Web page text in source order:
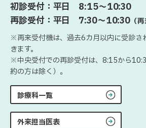
初診受付：平日 8:15〜10:30
再診受付：平日 7:30〜10:30 （
※再来受付機は、過去6カ月以内に受診さ
きます。
※中央受付での再診受付は、8:15から
約の方は除く）。
診療科一覧
外来担当医表